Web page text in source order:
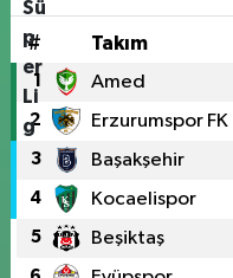
# Takım
1 Amed
2 Erzurumspor FK
3 Başakşehir
4 Kocaelispor
5 Beşiktaş